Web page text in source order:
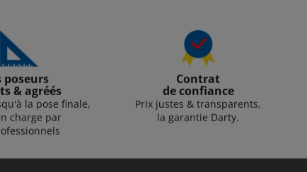
poseurs
& agréés
la pose finale,
charge par
Contrat
de confiance
Prix justes & transparents,
la garantie Darty.